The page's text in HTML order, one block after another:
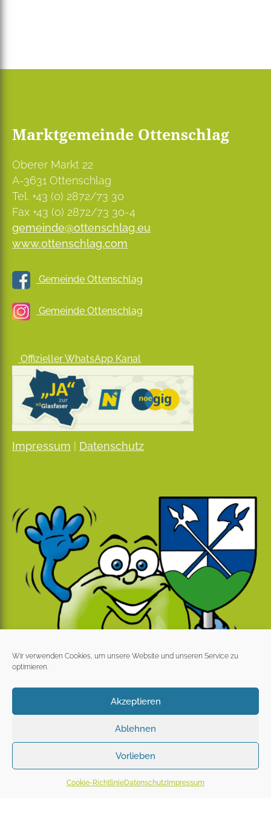
Wir verwenden Cookies, um unsere Website und unseren Service zu
optimieren.
Akzeptieren
Ablehnen
Vorlieben
Cookie-RichtlinieDatenschutz Impressum
Marktgemeinde Ottenschlag
Oberer Markt 22
A-3631 Ottenschlag
Tel. +43 (0) 2872/73 30
Fax +43 (0) 2872/73 30-4
gemeinde@ottenschlag.eu
www.ottenschlag.com
Gemeinde Ottenschlag
Gemeinde Ottenschlag
Offizieller WhatsApp Kanal
Impressum Datenschutz